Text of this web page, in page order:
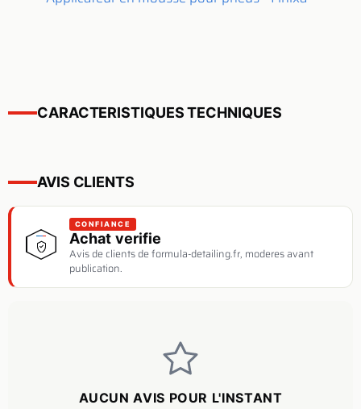
CARACTERISTIQUES TECHNIQUES
AVIS CLIENTS
CONFIANCE
Achat verifie
Avis de clients de formula-detailing.fr, moderes avant
publication.
AUCUN AVIS POUR L'INSTANT